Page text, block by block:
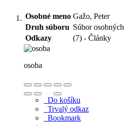
Osobné meno Gažo, Peter
Druh súboru Súbor
Odkazy
(7) - Články
osoba
Do košíku
Trvalý odkaz
Bookmark